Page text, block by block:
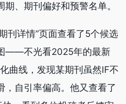
、期刊偏好和预警名单。
刊详情”页面查看了5个候选
——不光看2025年的最新
曲线，发现某期刊虽然IF不
，自引率偏高。他又查看了